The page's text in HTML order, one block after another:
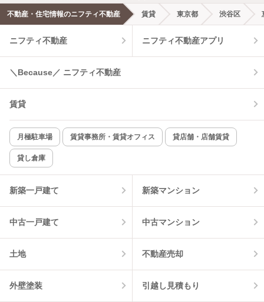
不動産・住宅情報のニフティ不動産 賃貸 東京都 渋谷区
ニフティ不動産 ニフティ不動産アプリ
＼Because／ ニフティ不動産
賃貸
月極駐車場 賃貸事務所・賃貸オフィス 貸店舗・店舗賃貸
貸し倉庫
新築一戸建て 新築マンション
中古一戸建て 中古マンション
土地 不動産売却
外壁塗装 引越し見積もり